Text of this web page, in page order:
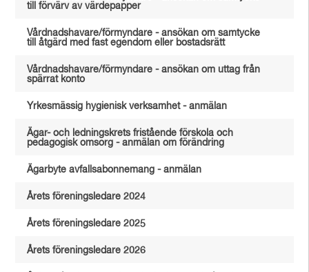
till förvärv av värdepapper
Vårdnadshavare/förmyndare - ansökan om samtycke
till åtgärd med fast egendom eller bostadsrätt
Vårdnadshavare/förmyndare - ansökan om uttag från
spärrat konto
Yrkesmässig hygienisk verksamhet - anmälan
Ägar- och ledningskrets fristående förskola och
pedagogisk omsorg - anmälan om förändring
Ägarbyte avfallsabonnemang - anmälan
Årets föreningsledare 2024
Årets föreningsledare 2025
Årets föreningsledare 2026